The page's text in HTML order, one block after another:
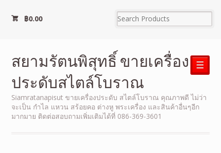
฿0.00
สยามรัตนพิสุทธิ์ ขายเครื่อง
ประดับสไตล์โบราณ
Siamratanapisut ขายเครื่องประดับ สไตล์โบราณ คุณภาพดี ไม่ว่า
จะเป็น กำไล แหวน สร้อยคอ ต่างหู พระเครื่อง และสินค้าอื่นๆอีก
มากมาย ติดต่อสอบถามเพิ่มเติมได้ที่ 086-369-3601
☰